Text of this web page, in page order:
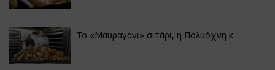
Το «Μαυραγάνι» σιτάρι, η Πολυόχνη κ...